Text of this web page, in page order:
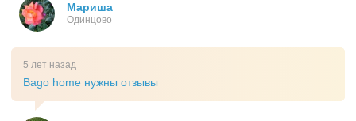
Мариша
Одинцово
5 лет назад
Bago home нужны отзывы